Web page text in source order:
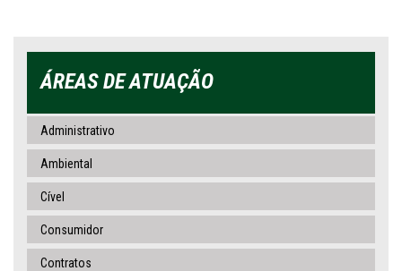
ÁREAS DE ATUAÇÃO
Administrativo
Ambiental
Cível
Consumidor
Contratos